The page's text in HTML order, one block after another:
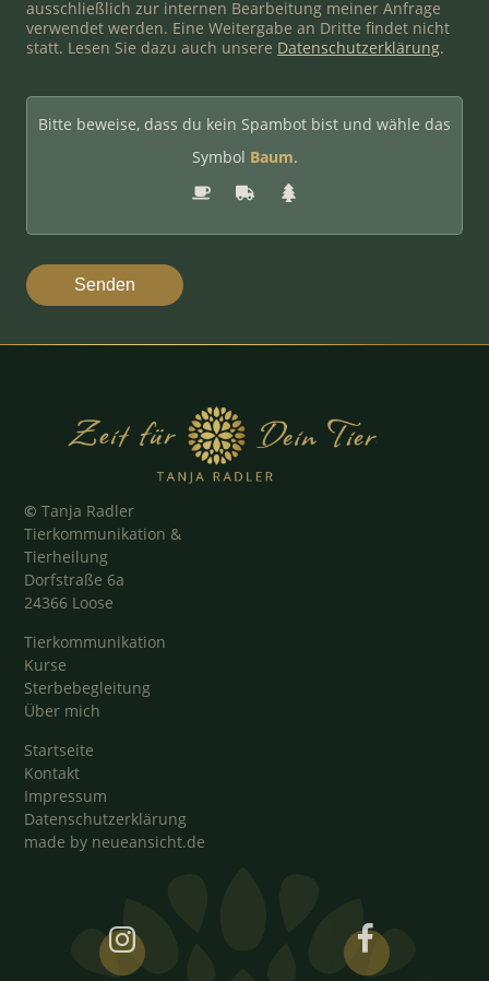
ausschließlich zur internen Bearbeitung meiner Anfrage
verwendet werden. Eine Weitergabe an Dritte findet nicht
statt. Lesen Sie dazu auch unsere Datenschutzerklärung.
Bitte beweise, dass du kein Spambot bist und wähle das
Symbol Baum.
© Tanja Radler
Tierkommunikation &
Tierheilung
Dorfstraße 6a
24366 Loose
Tierkommunikation
Kurse
Sterbebegleitung
Über mich
Startseite
Kontakt
Impressum
Datenschutzerklärung
made by neueansicht.de